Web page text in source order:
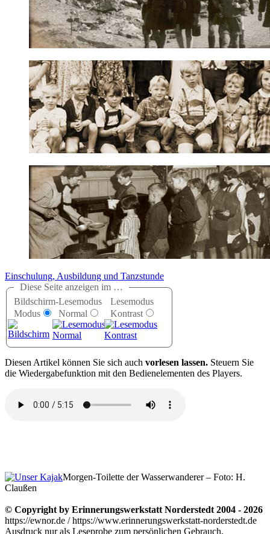
Einschulung, Ausbildung und Tanzstunde
Diese Seite anzeigen im …
Bildschirm-
Modus
Lesemodus
Normal
Lesemodus
Kontrast
Diesen Artikel können Sie sich auch vorlesen lassen. Steuern Sie
die Wiedergabefunktion mit den Bedienelementen des Players.
Morgen-Toilette der Wasserwanderer – Foto: H.
Claußen
© Copyright by Erinnerungswerkstatt Norderstedt 2004 - 2026
https://ewnor.de / https://www.erinnerungswerkstatt-norderstedt.de
Ausdruck nur als Leseprobe zum persönlichen Gebrauch,